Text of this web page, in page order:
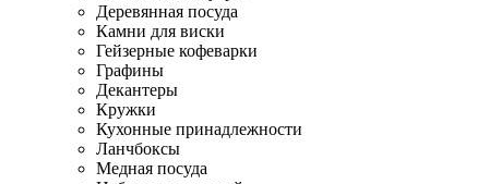
Деревянная посуда
Камни для виски
Гейзерные кофеварки
Графины
Декантеры
Кружки
Кухонные принадлежности
Ланчбоксы
Медная посуда